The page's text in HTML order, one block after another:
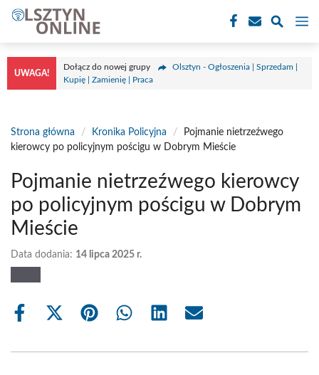
Przejdź
treści
UWAGA!
Dołącz do nowej grupy
Olsztyn - Ogłoszenia | Sprzedam |
Kupię | Zamienię | Praca
Strona główna / Kronika Policyjna /
Pojmanie nietrzeźwego
kierowcy po policyjnym pościgu w Dobrym Mieście
Pojmanie nietrzeźwego kierowcy
po policyjnym pościgu w Dobrym
Mieście
Data dodania: 14 lipca 2025 r.
Share
Share
(Twitter)
Share Share Share Share